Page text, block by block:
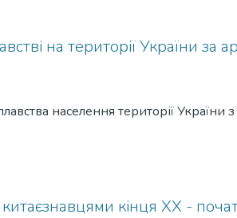
на території України за
населення території України
кінця XX -